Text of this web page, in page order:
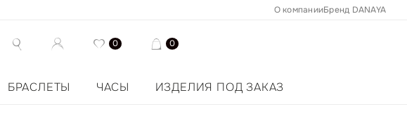
О компанииБренд DANAYA
0 0
БРАСЛЕТЫ ЧАСЫ ИЗДЕЛИЯ ПОД ЗАКАЗ